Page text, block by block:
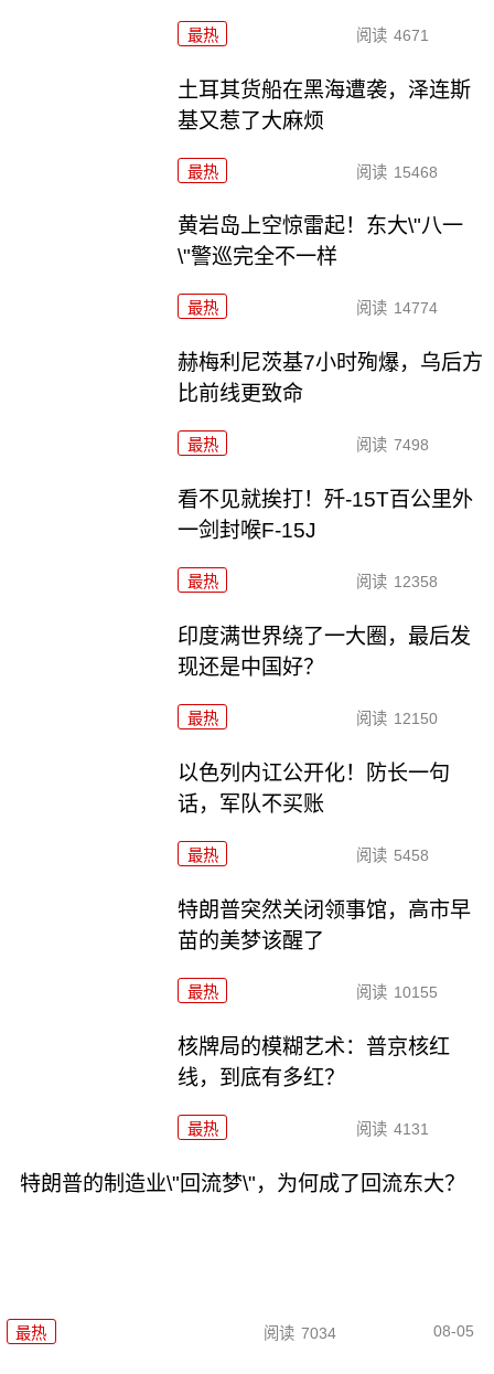
最热 阅读 4671
土耳其货船在黑海遭袭，泽连斯
基又惹了大麻烦
最热 阅读 15468
黄岩岛上空惊雷起！东大\"八一
\"警巡完全不一样
最热 阅读 14774
赫梅利尼茨基7小时殉爆，乌后方
比前线更致命
最热 阅读 7498
看不见就挨打！歼-15T百公里外
一剑封喉F-15J
最热 阅读 12358
印度满世界绕了一大圈，最后发
现还是中国好？
最热 阅读 12150
以色列内讧公开化！防长一句
话，军队不买账
最热 阅读 5458
特朗普突然关闭领事馆，高市早
苗的美梦该醒了
最热 阅读 10155
核牌局的模糊艺术：普京核红
线，到底有多红？
最热 阅读 4131
特朗普的制造业\"回流梦\"，为何成了回流东大？
最热 阅读 7034 08-05